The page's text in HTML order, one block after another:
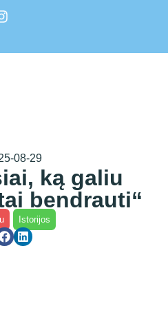
08-29
ką galiu
bendrauti“
Istorijos